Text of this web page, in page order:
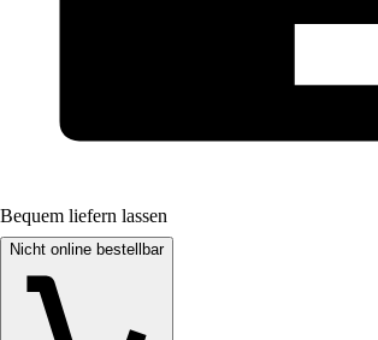
Bequem liefern lassen
Nicht online bestellbar